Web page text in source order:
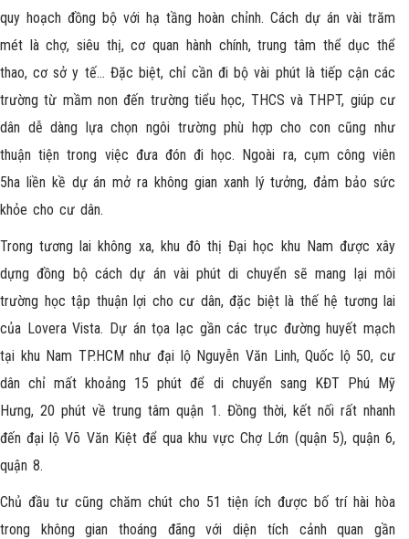
quy hoạch đồng bộ với hạ tầng hoàn chỉnh. Cách dự án vài trăm
mét là chợ, siêu thị, cơ quan hành chính, trung tâm thể dục thể
thao, cơ sở y tế… Đặc biệt, chỉ cần đi bộ vài phút là tiếp cận các
trường từ mầm non đến trường tiểu học, THCS và THPT, giúp cư
dân dễ dàng lựa chọn ngôi trường phù hợp cho con cũng như
thuận tiện trong việc đưa đón đi học. Ngoài ra, cụm công viên
5ha liền kề dự án mở ra không gian xanh lý tưởng, đảm bảo sức
khỏe cho cư dân.
Trong tương lai không xa, khu đô thị Đại học khu Nam được xây
dựng đồng bộ cách dự án vài phút di chuyển sẽ mang lại môi
trường học tập thuận lợi cho cư dân, đặc biệt là thế hệ tương lai
của Lovera Vista. Dự án tọa lạc gần các trục đường huyết mạch
tại khu Nam TP.HCM như đại lộ Nguyễn Văn Linh, Quốc lộ 50, cư
dân chỉ mất khoảng 15 phút để di chuyển sang KĐT Phú Mỹ
Hưng, 20 phút về trung tâm quận 1. Đồng thời, kết nối rất nhanh
đến đại lộ Võ Văn Kiệt để qua khu vực Chợ Lớn (quận 5), quận 6,
quận 8.
Chủ đầu tư cũng chăm chút cho 51 tiện ích được bố trí hài hòa
trong không gian thoáng đãng với diện tích cảnh quan gần